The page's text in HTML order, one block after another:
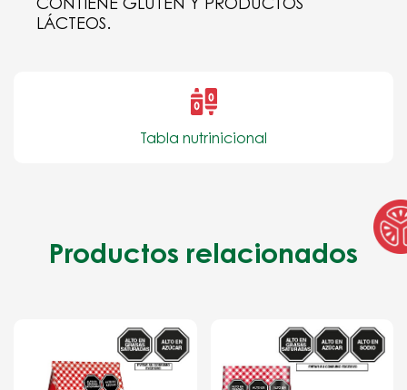
CONTIENE GLUTEN Y PRODUCTOS
LÁCTEOS.
Tabla nutrinicional
Productos relacionados